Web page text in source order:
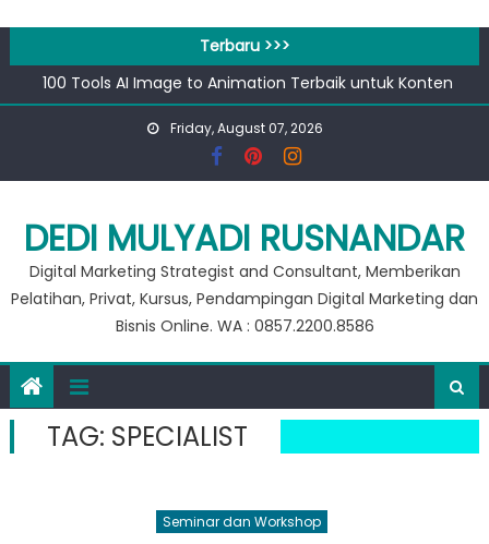
content
Terbaru >>>
100 Tools AI Image to Animation Terbaik untuk Konten
Video & Animasi
Apa bedanya kata pengantar pendahuluan dan prakata
Private Google for Business
Workshop Google for Business
Friday, August 07, 2026
DEDI MULYADI RUSNANDAR
Digital Marketing Strategist and Consultant, Memberikan
Pelatihan, Privat, Kursus, Pendampingan Digital Marketing dan
Bisnis Online. WA : 0857.2200.8586
TAG: SPECIALIST
Seminar dan Workshop